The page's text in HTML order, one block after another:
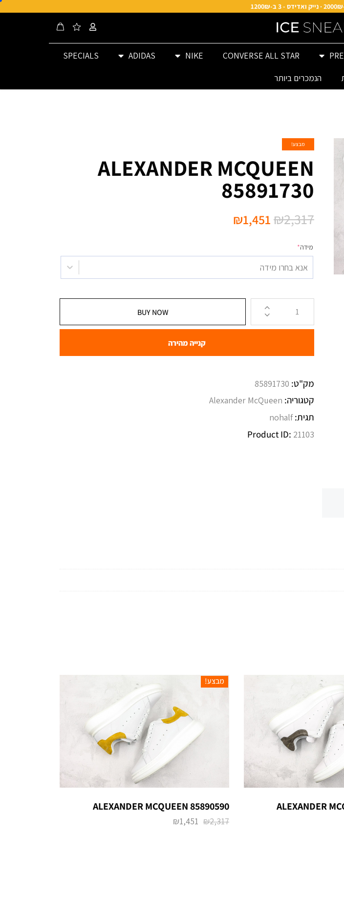
CONVERSE ALL STAR
NIKE
ADIDAS
SPECIALS
הנמכרים ביותר
מבצע!
ALEXANDER MCQUEEN
85891730
₪2,317
₪1,451
מידה*
אנא בחרו מידה
BUY NOW
קנייה מהירה
מק"ט: 85891730
קטגוריה: Alexander McQueen
תגית:nohalf
Product ID: 21103
ALEXANDER
מבצע!
ALEXANDER MCQUEEN 85890590
₪2,317
₪1,451